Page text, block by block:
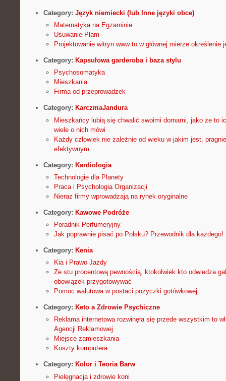
Category: Język niemiecki (lub Inne języki obce)
Matematyka na Egzaminie
Usuwanie Plam
Projektowanie witryn www to w głównej mierze określenie
Category: Kapsułowa garderoba i baza stylu
Psychosomatyka
Mieszkania
Firma od przeprowadzek
Category: KarczmaJandura
Mieszkańcy lubią się chwalić swoimi domami, jako że to
wiele o nich mówi
Każdy człowiek nie zależnie od wieku w jakim jest,
efektywnym
Category: Kardiologia
Technologie dla Planety
Praca i Psychologia Organizacji
Nieraz firmy wprowadzają na rynek oryginalne
Category: Kawowe Podróże
Poradnik Perfumeryjny
Jak poprawnie pisać po Polsku? Przewodnik dla każdego!
Category: Kenia
Kia i Prawo Jazdy
Ze stu procentową pewnością, ktokolwiek kto odwiedza
obowiązek przygotowywać
Pomoc walutowa w postaci pożyczki gotówkowej
Category: Keto a Zdrowie Psychiczne
Reklama internetowa rozwinęła się przede wszystkim to
Agencji Reklamowej
Miejsce zamieszkania
Koszty komputera
Category: Kolor i Teoria Barw
Pielęgnacja i zdrowie koni